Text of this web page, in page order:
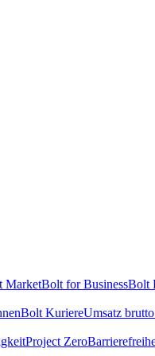
MarketBolt for BusinessBolt
Bolt KuriereUmsatz
Project Zero